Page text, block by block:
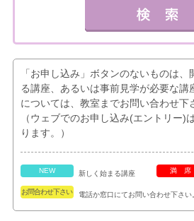
「お申し込み」ボタンのないものは
る講座、あるいは事前見学が必要な講
については、教室までお問い合わせ下
（ウェブでのお申し込み(エントリー)
ります。）
NEW 新しく始まる講座 満席
お問合わせ下さい 電話か窓口にてお問い合わせ下さい